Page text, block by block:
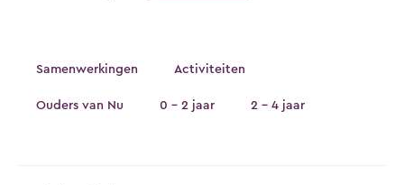
Samenwerkingen Activiteiten
Ouders van Nu 0 - 2 jaar 2 - 4 jaar